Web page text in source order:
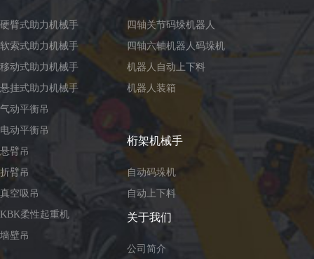
硬臂式助力机械手
软索式助力机械手
移动式助力机械手
悬挂式助力机械手
气动平衡吊
电动平衡吊
悬臂吊
折臂吊
真空吸吊
KBK柔性起重机
墙壁吊
四轴关节码垛机器人
四轴六轴机器人码垛机
机器人自动上下料
机器人装箱
桁架机械手
自动码垛机
自动上下料
关于我们
公司简介